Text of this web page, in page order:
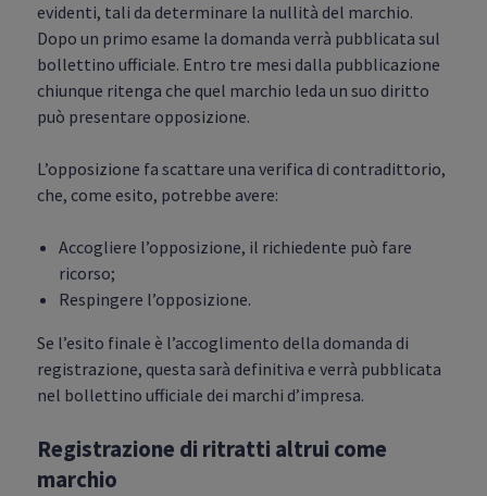
evidenti, tali da determinare la nullità del marchio.
Dopo un primo esame la domanda verrà pubblicata sul
bollettino ufficiale. Entro tre mesi dalla pubblicazione
chiunque ritenga che quel marchio leda un suo diritto
può presentare opposizione.
L’opposizione fa scattare una verifica di contradittorio,
che, come esito, potrebbe avere:
Accogliere l’opposizione, il richiedente può fare
ricorso;
Respingere l’opposizione.
Se l’esito finale è l’accoglimento della domanda di
registrazione, questa sarà definitiva e verrà pubblicata
nel bollettino ufficiale dei marchi d’impresa.
Registrazione di ritratti altrui come
marchio